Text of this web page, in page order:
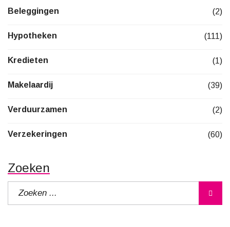
Beleggingen (2)
Hypotheken (111)
Kredieten (1)
Makelaardij (39)
Verduurzamen (2)
Verzekeringen (60)
Zoeken